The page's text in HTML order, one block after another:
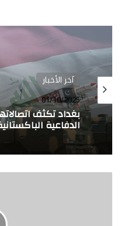
آخر الأخبار
01/10/2025
بغداد تكثف
الدفاعية
آخر الأخبار
19/05/2025
بحضور